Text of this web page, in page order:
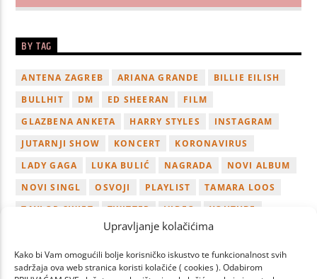
Upravljanje kolačićima
Kako bi Vam omogućili bolje korisničko iskustvo te funkcionalnost svih
sadržaja ova web stranica koristi kolačiće ( cookies ). Odabirom
BY TAG
ANTENA ZAGREB ARIANA GRANDE
BILLIE EILISH
BULLHIT
DM ED SHEERAN
FILM
GLAZBENA ANKETA
HARRY STYLES
INSTAGRAM
JUTARNJI SHOW
KONCERT
KORONAVIRUS
LADY GAGA
LUKA BULIĆ NAGRADA
NOVI ALBUM
NOVI SINGL
OSVOJI PLAYLIST
TAMARA LOOS
TAYLOR SWIFT
TWITTER VIDEO
YOUTUBE